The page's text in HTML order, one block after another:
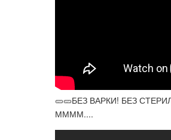
🥒🥒БЕЗ ВАРКИ! БЕЗ
ММММ....